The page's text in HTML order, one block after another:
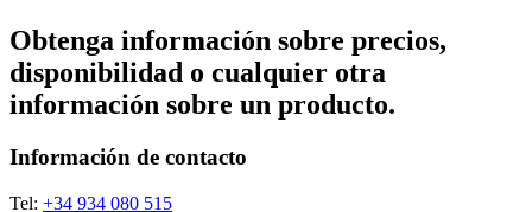
Obtenga información sobre precios,
disponibilidad o cualquier otra
información sobre un producto.
Información de contacto
Tel: +34 934 080 515